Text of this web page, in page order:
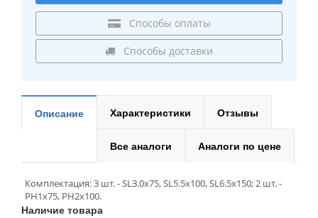
Способы оплаты
Способы доставки
Описание Характеристики Отзывы
Все аналоги Аналоги по цене
Комплектация: 3 шт. - SLЗ.0x75, SL5.5x100, SL6.5x150; 2 шт. -
РН1х75, РН2х100.
Наличие товара